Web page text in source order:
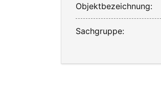
Objektbezeichnung:
Sachgruppe: